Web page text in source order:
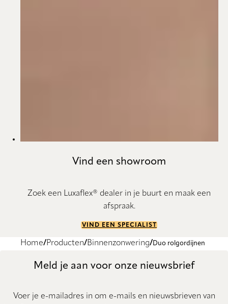
Vind een showroom
Zoek een Luxaflex® dealer in je buurt en maak een
afspraak.
VIND EEN SPECIALIST
Home Producten Binnenzonwering Duo rolgordijnen
Meld je aan voor onze nieuwsbrief
Voer je e-mailadres in om e-mails en nieuwsbrieven van